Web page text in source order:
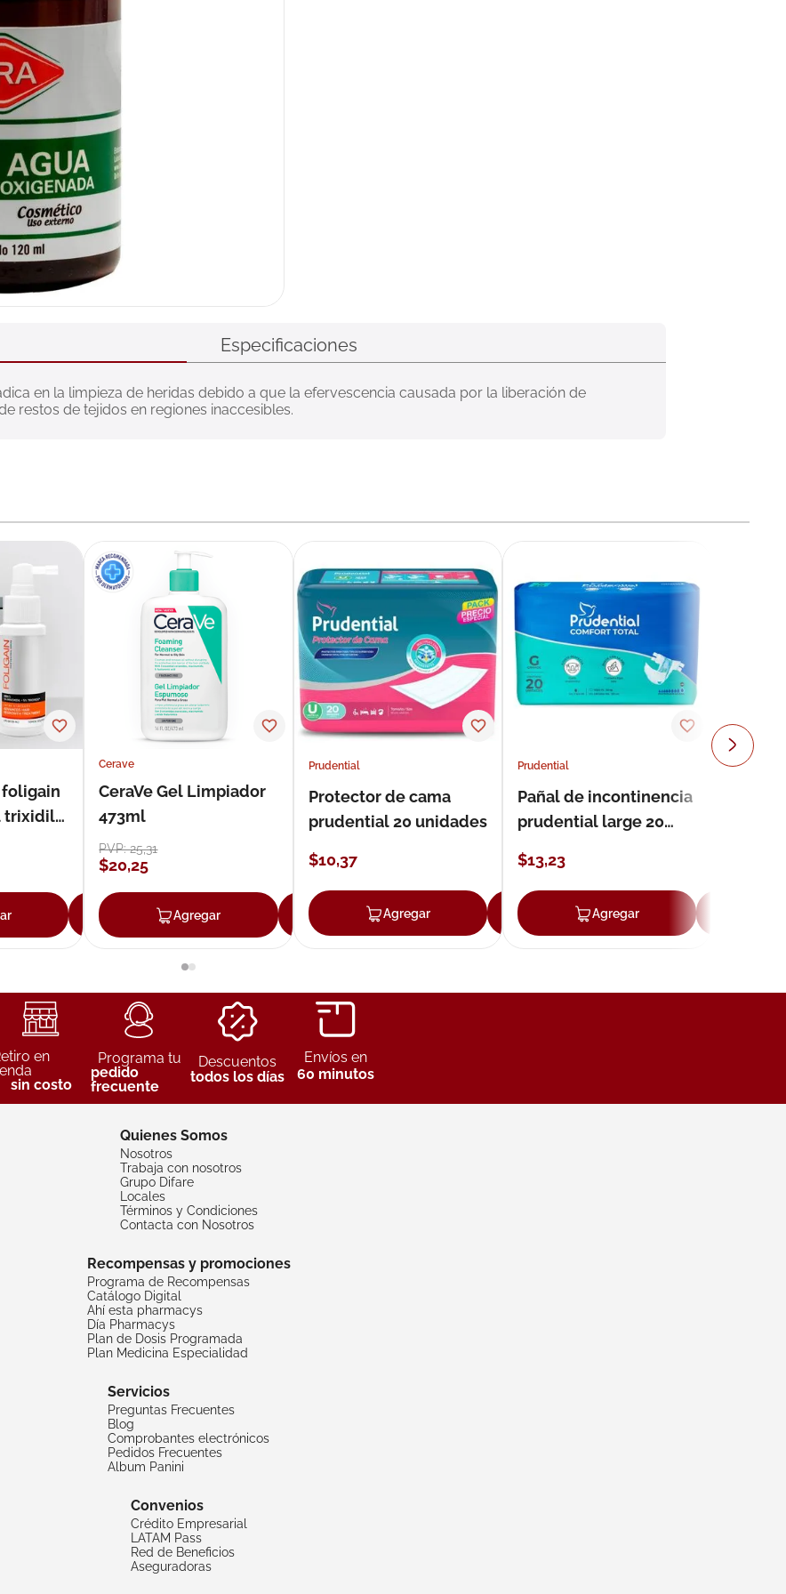
Especificaciones
en la limpieza de heridas debido a que la efervescencia causada por la liberación de
restos de tejidos en regiones inaccesibles.
trixidil
Agregar
Cerave
CeraVe Gel Limpiador
473ml
PVP:25,31
$20,25
Agregar Agregar
Prudential
Protector de cama
prudential 20 unidades
$10,37
Agregar Agregar
Prudential
Pañal de incontinencia
prudential large 20
$13,23
Agregar
en
sin costo
Programa tu
pedido
frecuente
Descuentos
todos los días
Envíos en
60 minutos
Quienes Somos
Nosotros
Trabaja con nosotros
Grupo Difare
Locales
Términos y Condiciones
Contacta con Nosotros
Recompensas y promociones
Programa de Recompensas
Catálogo Digital
Ahí esta pharmacys
Día Pharmacys
Plan de Dosis Programada
Plan Medicina Especialidad
Servicios
Preguntas Frecuentes
Blog
Comprobantes electrónicos
Pedidos Frecuentes
Album Panini
Convenios
Crédito Empresarial
LATAM Pass
Red de Beneficios
Aseguradoras